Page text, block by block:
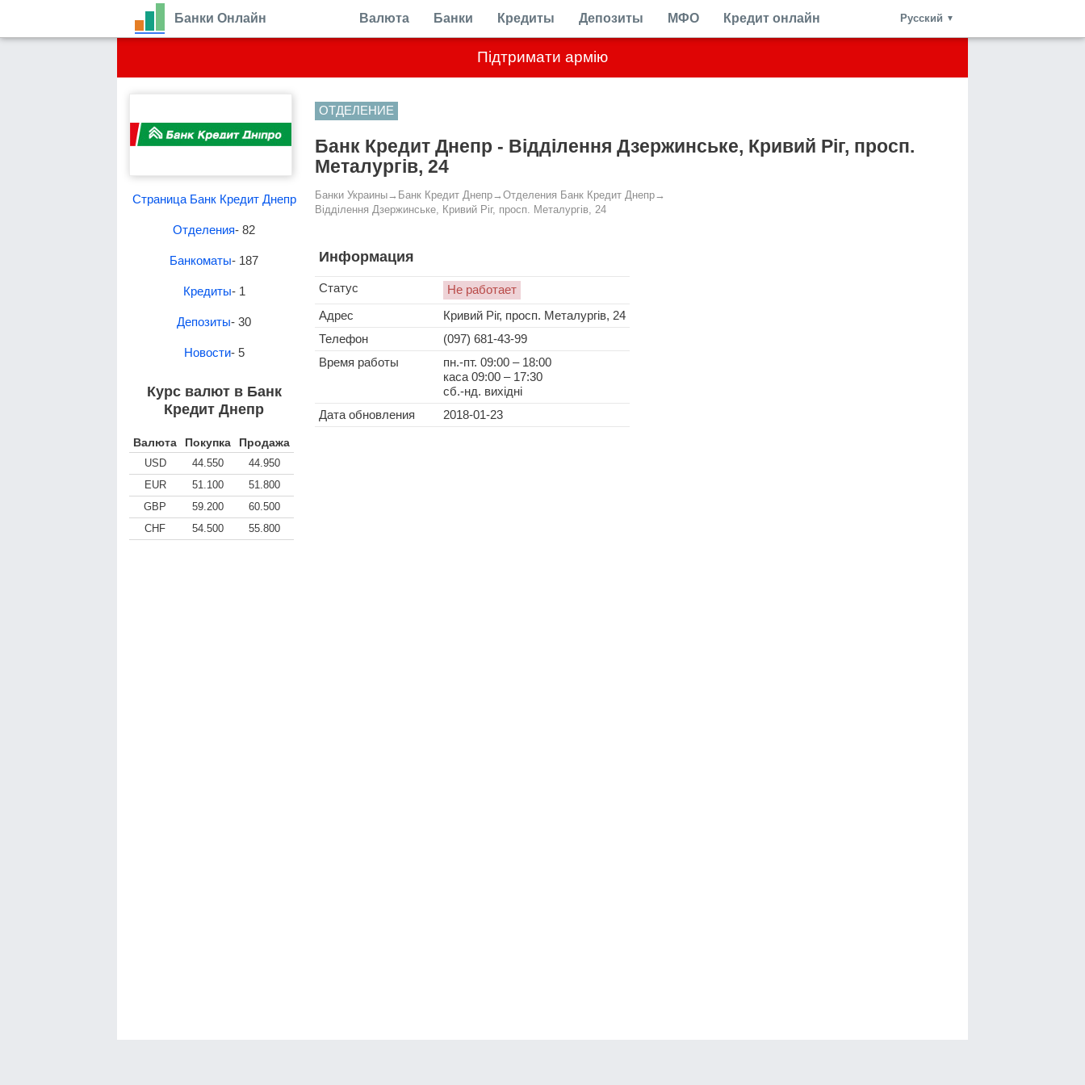
Підтримати армію
Банки Онлайн Валюта Банки Кредиты Депозиты МФО Кредит онлайн Русский ▼
Страница Банк Кредит Днепр
Отделения- 82
Банкоматы- 187
Кредиты- 1
Депозиты- 30
Новости- 5
Курс валют в Банк
Кредит Днепр
Валюта Покупка Продажа
USD 44.550
44.950
EUR
51.100
51.800
GBP
59.200
60.500
CHF
54.500 55.800
ОТДЕЛЕНИЕ
Банк Кредит Днепр - Відділення Дзержинське, Кривий Ріг, просп.
Металургів, 24
Банки Украины→ Банк Кредит Днепр→ Отделения Банк Кредит Днепр→
Відділення Дзержинське, Кривий Ріг, просп. Металургів, 24
Информация
Статус
Не работает
Адрес
Кривий Ріг, просп. Металургів, 24
Телефон
(097) 681-43-99
Время работы
пн.-пт. 09:00 – 18:00
каса 09:00 – 17:30
сб.-нд. вихідні
Дата обновления
2018-01-23